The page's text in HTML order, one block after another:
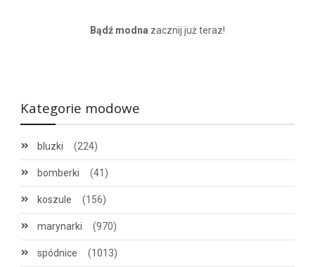
Bądź modna zacznij już teraz!
Kategorie modowe
bluzki (224)
bomberki (41)
koszule (156)
marynarki (970)
spódnice (1013)